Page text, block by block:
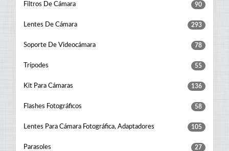
Filtros De Cámara 90
Lentes De Cámara 293
Soporte De Videocámara 78
Trípodes 55
Kit Para Cámaras 136
Flashes Fotográficos 58
Lentes Para Cámara Fotográfica, Adaptadores 105
Parasoles 27